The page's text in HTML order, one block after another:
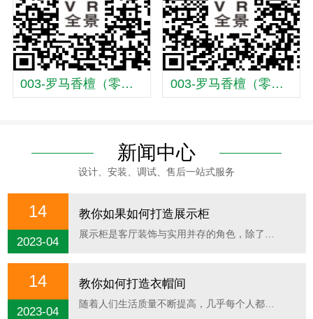
003-罗马香檀（零度拉丝） 003-罗马香檀（零度拉丝）
新闻中心
设计、安装、调试、售后一站式服务
14
2023-04
教你如果如何打造展示柜
14
2023-04
教你如何打造衣帽间